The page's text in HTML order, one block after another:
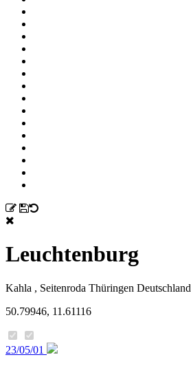
Leuchtenburg
Kahla , Seitenroda Thüringen Deutschland
50.79946, 11.61116
23/05/01